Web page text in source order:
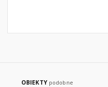
OBIEKTY podobne